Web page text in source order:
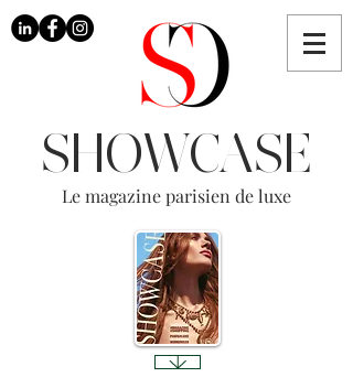
SHOWCASE
Le magazine parisien de luxe